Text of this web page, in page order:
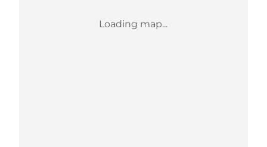
Loading map...